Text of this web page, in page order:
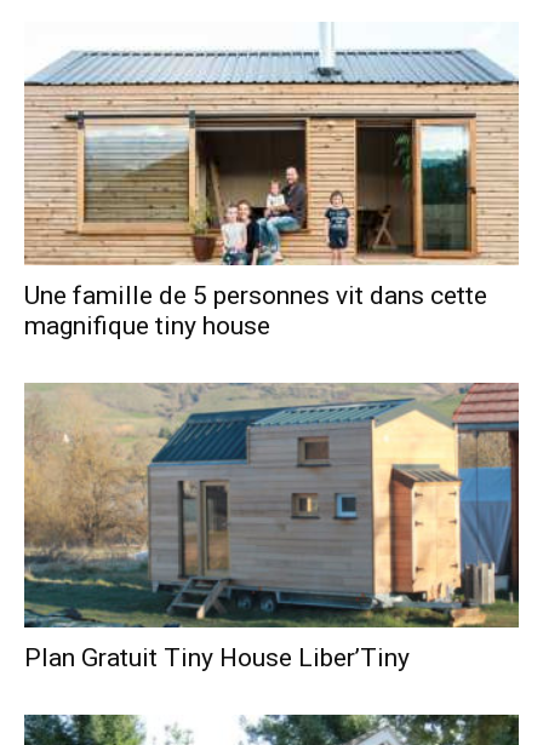
Une famille de 5 personnes vit dans cette
magnifique tiny house
Plan Gratuit Tiny House Liber’Tiny